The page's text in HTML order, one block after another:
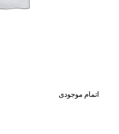
اتمام موجودی